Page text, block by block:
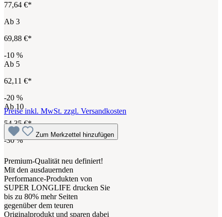
77,64 €*
Ab 3
69,88 €*
-10 %
Ab 5
62,11 €*
-20 %
Ab10
54,35 €*
-30%
Preise inkl. MwSt. zzgl. Versandkosten
Zum Merkzettel hinzufügen
Premium-Qualität neu definiert!
Mit den ausdauernden
Performance-Produkten von
SUPER LONGLIFE drucken Sie
bis zu 80% mehr Seiten
gegenüber dem teuren
Originalprodukt und sparen dabei